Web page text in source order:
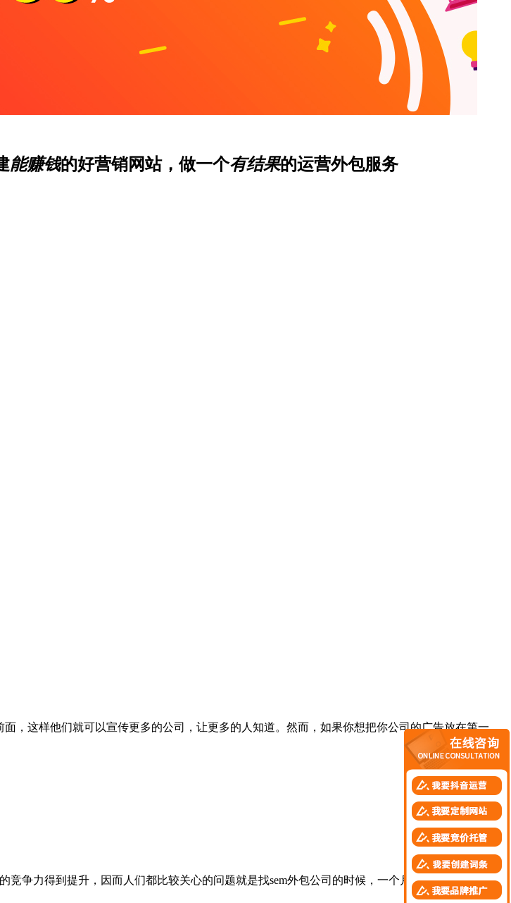
能赚钱的好营销网站，做一个有结果的运营外包服务
，这样他们就可以宣传更多的公司，让更多的人知道。然而，如果你想把你公司的广告放在第一
争力得到提升，因而人们都比较关心的问题就是找sem外包公司的时候，一个月需要多少钱， 这就